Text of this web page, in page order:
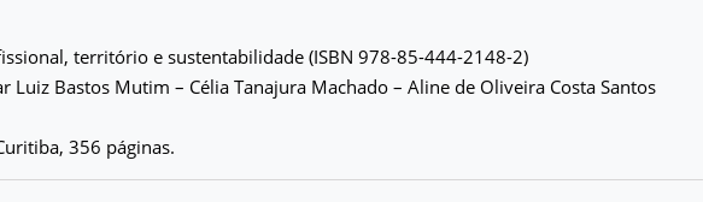
território e sustentabilidade (ISBN 978-85-444-2148-2)
Luiz Bastos Mutim – Célia Tanajura Machado – Aline de Oliveira Costa Santos
356 páginas.